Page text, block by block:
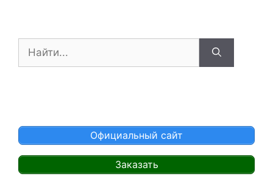
Официальный сайт
Заказать